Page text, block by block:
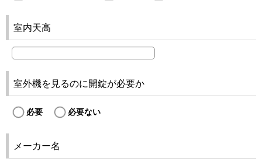
室内天高
室外機を見るのに開錠が必要か
必要 必要ない
メーカー名